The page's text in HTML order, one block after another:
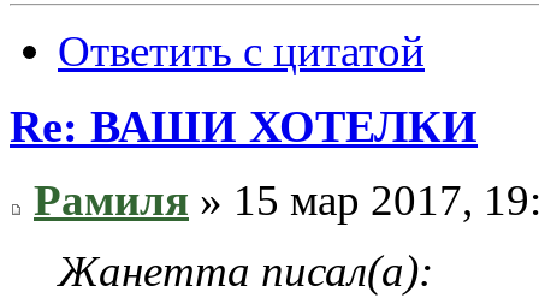
Ответить с цитатой
Re: ВАШИ ХОТЕЛКИ
Рамиля » 15 мар 2017,
Жанетта писал(а):